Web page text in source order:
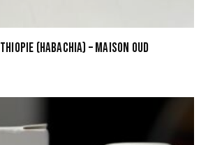
(HABACHIA) – MAISON OUD